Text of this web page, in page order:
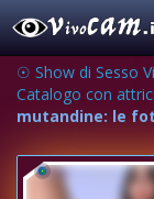
☉ Show di Sesso
Catalogo con
mutandine: le